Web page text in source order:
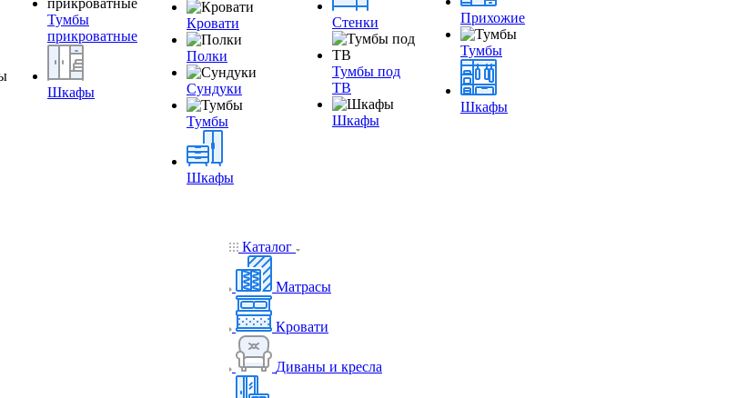
Тумбы
прикроватные
Шкафы
Кровати
Полки
Сундуки
Тумбы
Шкафы
Стенки
Тумбы под
ТВ
Шкафы
Прихожие
Тумбы
Шкафы
Каталог
Матрасы
Кровати
Диваны и кресла